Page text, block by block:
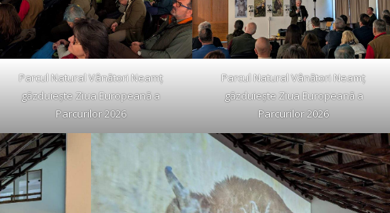
Parcul Natural Vânători Neamț
găzduiește Ziua Europeană a
Parcurilor 2026
Parcul Natural Vânători Neamț
găzduiește Ziua Europeană a
Parcurilor 2026